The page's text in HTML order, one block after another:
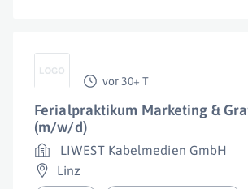
vor 30+ T
Ferialpraktikum Marketing &
(m/w/d)
LIWEST Kabelmedien GmbH
Linz